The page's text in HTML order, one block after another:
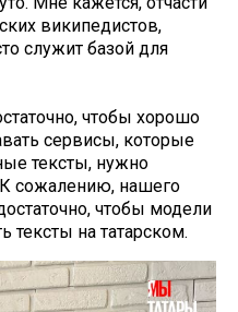
википедистов,
служит базой для
чтобы хорошо
сервисы, которые
тексты, нужно
сожалению, нашего
чтобы модели
тексты на татарском.